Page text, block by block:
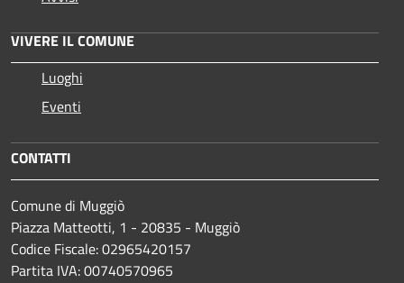
VIVERE IL COMUNE
Luoghi
Eventi
CONTATTI
Comune di Muggiò
Piazza Matteotti, 1 - 20835 - Muggiò
Codice Fiscale: 02965420157
Partita IVA: 00740570965